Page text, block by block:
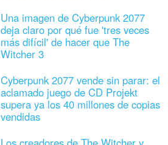
Una imagen de Cyberpunk 2077
deja claro por qué fue 'tres veces
más difícil' de hacer que The
Witcher 3
Cyberpunk 2077 vende sin parar: el
aclamado juego de CD Projekt
supera ya los 40 millones de copias
vendidas